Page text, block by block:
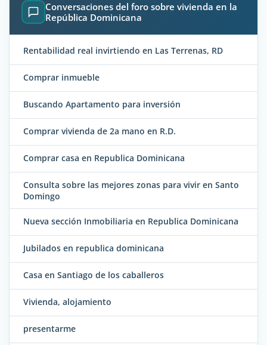
Conversaciones del foro sobre vivienda en la
República Dominicana
Rentabilidad real invirtiendo en Las Terrenas, RD
Comprar inmueble
Buscando Apartamento para inversión
Comprar vivienda de 2a mano en R.D.
Comprar casa en Republica Dominicana
Consulta sobre las mejores zonas para vivir en Santo
Domingo
Nueva sección Inmobiliaria en Republica Dominicana
Jubilados en republica dominicana
Casa en Santiago de los caballeros
Vivienda, alojamiento
presentarme